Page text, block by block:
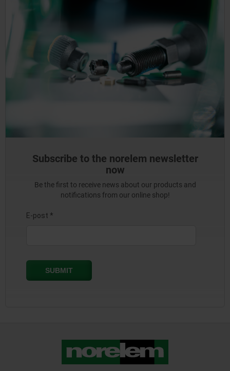
Subscribe to the norelem newsletter
now
Be the first to receive news about our products and
notifications from our online shop!